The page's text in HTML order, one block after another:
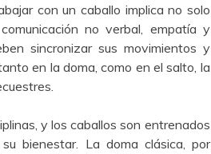
con un caballo implica no solo
no verbal, empatía y
sincronizar sus movimientos y
en la doma, como en el salto, la
y los caballos son entrenados
bienestar. La doma clásica, por